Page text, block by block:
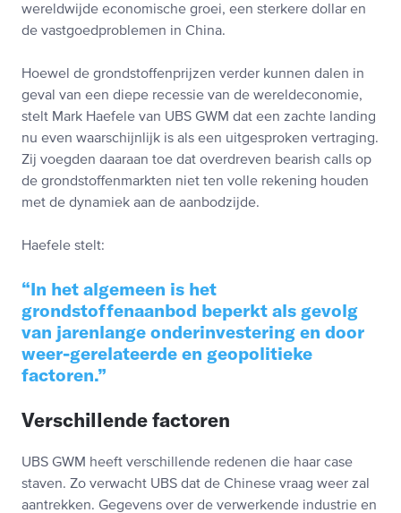
wereldwijde economische groei, een sterkere dollar en
de vastgoedproblemen in China.
Hoewel de grondstoffenprijzen verder kunnen dalen in
geval van een diepe recessie van de wereldeconomie,
stelt Mark Haefele van UBS GWM dat een zachte landing
nu even waarschijnlijk is als een uitgesproken vertraging.
Zij voegden daaraan toe dat overdreven bearish calls op
de grondstoffenmarkten niet ten volle rekening houden
met de dynamiek aan de aanbodzijde.
Haefele stelt:
In het algemeen is het
grondstoffenaanbod beperkt als gevolg
van jarenlange onderinvestering en door
weer-gerelateerde en geopolitieke
factoren.
Verschillende factoren
UBS GWM heeft verschillende redenen die haar case
staven. Zo verwacht UBS dat de Chinese vraag weer zal
aantrekken. Gegevens over de verwerkende industrie en